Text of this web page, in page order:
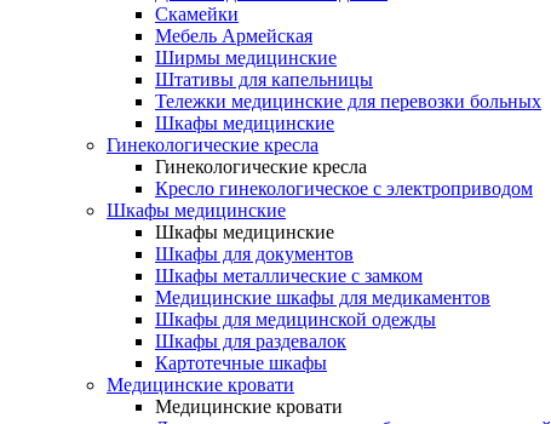
Скамейки
Мебель Армейская
Ширмы медицинские
Штативы для капельницы
Тележки медицинские для перевозки больных
Шкафы медицинские
Гинекологические кресла
Гинекологические кресла
Кресло гинекологическое с электроприводом
Шкафы медицинские
Шкафы медицинские
Шкафы для документов
Шкафы металлические с замком
Медицинские шкафы для медикаментов
Шкафы для медицинской одежды
Шкафы для раздевалок
Картотечные шкафы
Медицинские кровати
Медицинские кровати